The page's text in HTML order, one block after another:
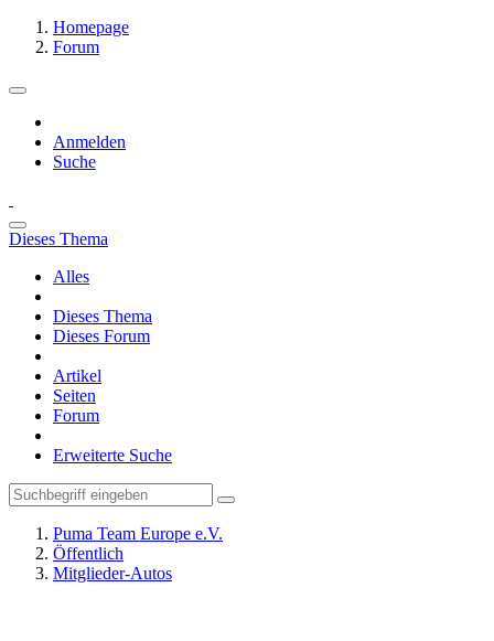
Homepage
Forum
Anmelden
Suche
Dieses Thema
Alles
Dieses Thema
Dieses Forum
Artikel
Seiten
Forum
Erweiterte Suche
Puma Team Europe e.V.
Öffentlich
Mitglieder-Autos